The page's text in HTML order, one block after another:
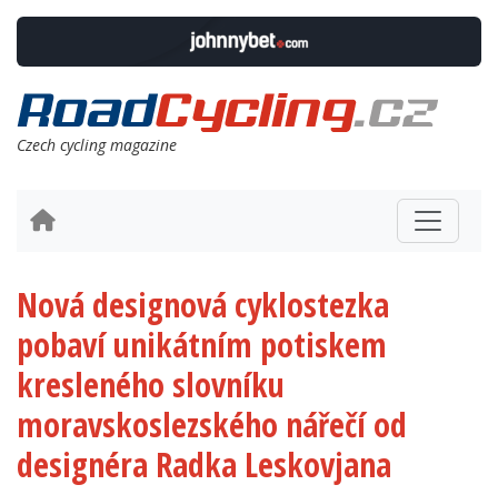
Czech cycling magazine
Nová designová cyklostezka
pobaví unikátním potiskem
kresleného slovníku
moravskoslezského nářečí od
designéra Radka Leskovjana